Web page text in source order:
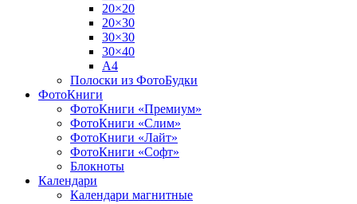
20×20
20×30
30×30
30×40
A4
Полоски из ФотоБудки
ФотоКниги
ФотоКниги «Премиум»
ФотоКниги «Слим»
ФотоКниги «Лайт»
ФотоКниги «Софт»
Блокноты
Календари
Календари магнитные